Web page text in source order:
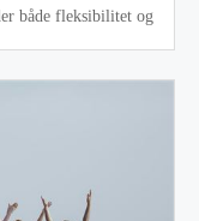
både fleksibilitet og